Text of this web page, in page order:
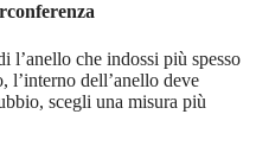
l’anello che indossi più spesso
l’interno dell’anello deve
scegli una misura più